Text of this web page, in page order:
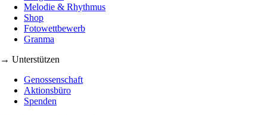
Melodie & Rhythmus
Shop
Fotowettbewerb
Granma
→ Unterstützen
Genossenschaft
Aktionsbüro
Spenden